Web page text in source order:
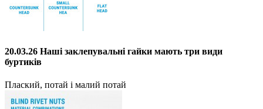
20.03.26 Наші заклепувальні гайки мають три види
буртиків
Плаский, потай і малий потай